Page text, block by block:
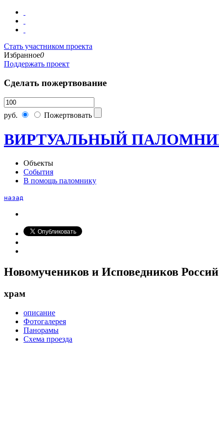
Стать участником проекта
Избранное0
Поддержать проект
Сделать пожертвование
руб. Пожертвовать
ВИРТУАЛЬНЫЙ
Объекты
События
В помощь паломнику
назад
Новомучеников и Исповедников
храм
описание
Фотогалерея
Панорамы
Схема проезда